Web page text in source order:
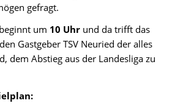
gefragt.
um 10 Uhrund da trifft das
Gastgeber TSV Neuried der alles
dem Abstieg aus der Landesliga zu